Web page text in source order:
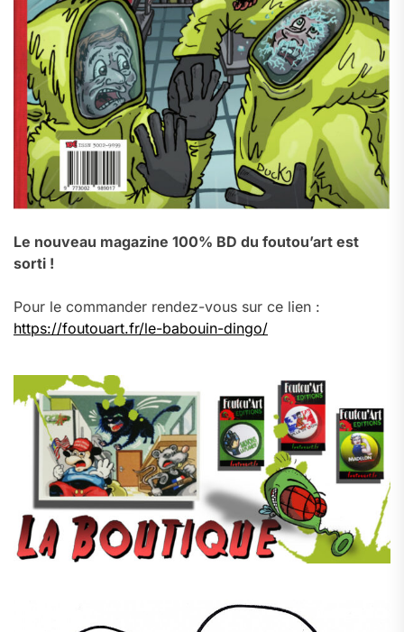
Le nouveau magazine 100% BD du foutou’art est
sorti !
Pour le commander rendez-vous sur ce lien :
https://foutouart.fr/le-babouin-dingo/